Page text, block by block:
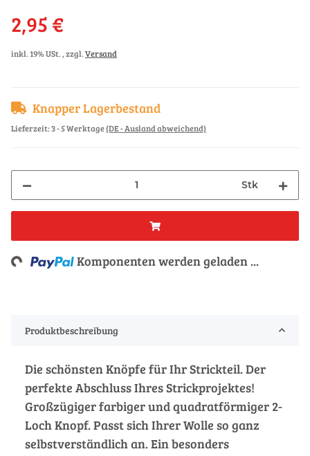
2,95 €
inkl. 19% USt. , zzgl.Versand
Knapper Lagerbestand
Lieferzeit:3 - 5 Werktage(DE - Ausland abweichend)
Stk
Komponenten werden geladen ...
Produktbeschreibung
Die schönsten Knöpfe für Ihr Strickteil. Der
perfekte Abschluss Ihres Strickprojektes!
Großzügiger farbiger und quadratförmiger 2-
Loch Knopf. Passt sich Ihrer Wolle so ganz
selbstverständlich an. Ein besonders